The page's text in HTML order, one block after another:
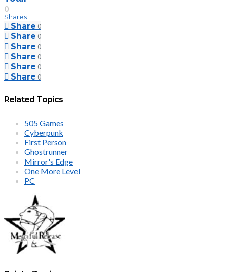
0
Shares
Share 0
Share 0
Share 0
Share 0
Share 0
Share 0
Related Topics
505 Games
Cyberpunk
First Person
Ghostrunner
Mirror's Edge
One More Level
PC